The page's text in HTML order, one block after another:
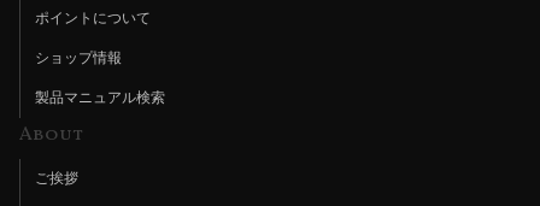
ポイントについて
ショップ情報
製品マニュアル検索
About
ご挨拶